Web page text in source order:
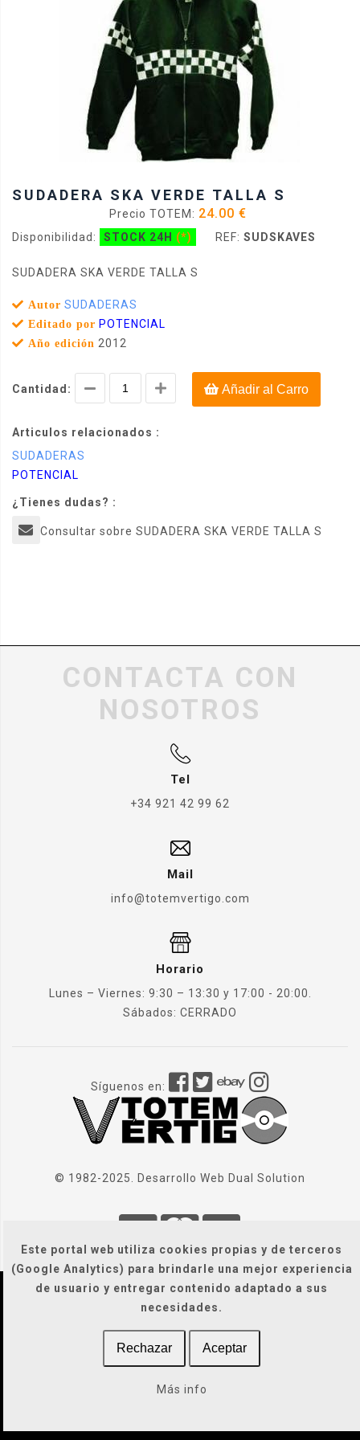
Este portal web utiliza cookies propias y de terceros
(Google Analytics) para brindarle una mejor experiencia
de usuario y entregar contenido adaptado a sus
necesidades.
Rechazar Aceptar
Más info
SUDADERA SKA VERDE TALLA S
Precio TOTEM: 24.00 €
Disponibilidad: STOCK 24H (*) REF: SUDSKAVES
SUDADERA SKA VERDE TALLA S
Autor SUDADERAS
Editado por POTENCIAL
Año edición 2012
Cantidad: Añadir al Carro
Articulos relacionados :
SUDADERAS
POTENCIAL
¿Tienes dudas? :
Consultar sobre SUDADERA SKA VERDE TALLA S
CONTACTA CON
NOSOTROS
Tel
+34 921 42 99 62
Mail
info@totemvertigo.com
Horario
Lunes – Viernes: 9:30 – 13:30 y 17:00 - 20:00.
Sábados: CERRADO
Síguenos en:
© 1982-2025. Desarrollo Web Dual Solution
| Condiciones Generales
Legal / Privacidad / Cookies / Accesibilidad